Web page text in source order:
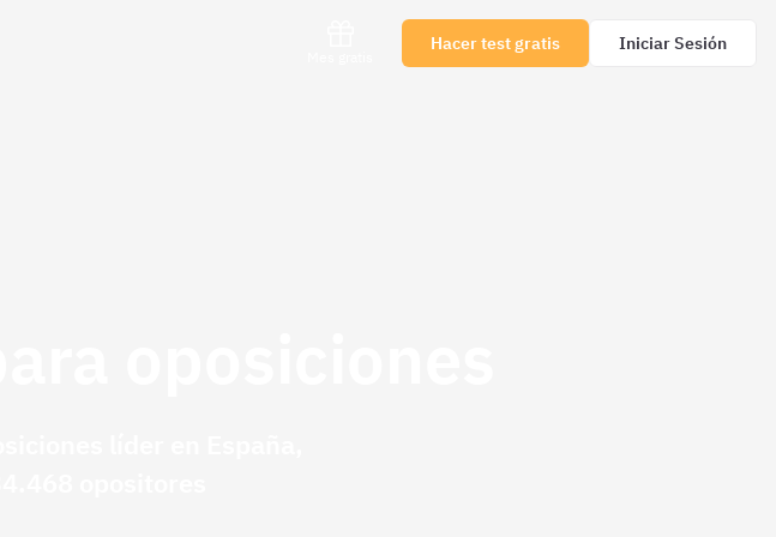
Hacer test gratis Iniciar Sesión